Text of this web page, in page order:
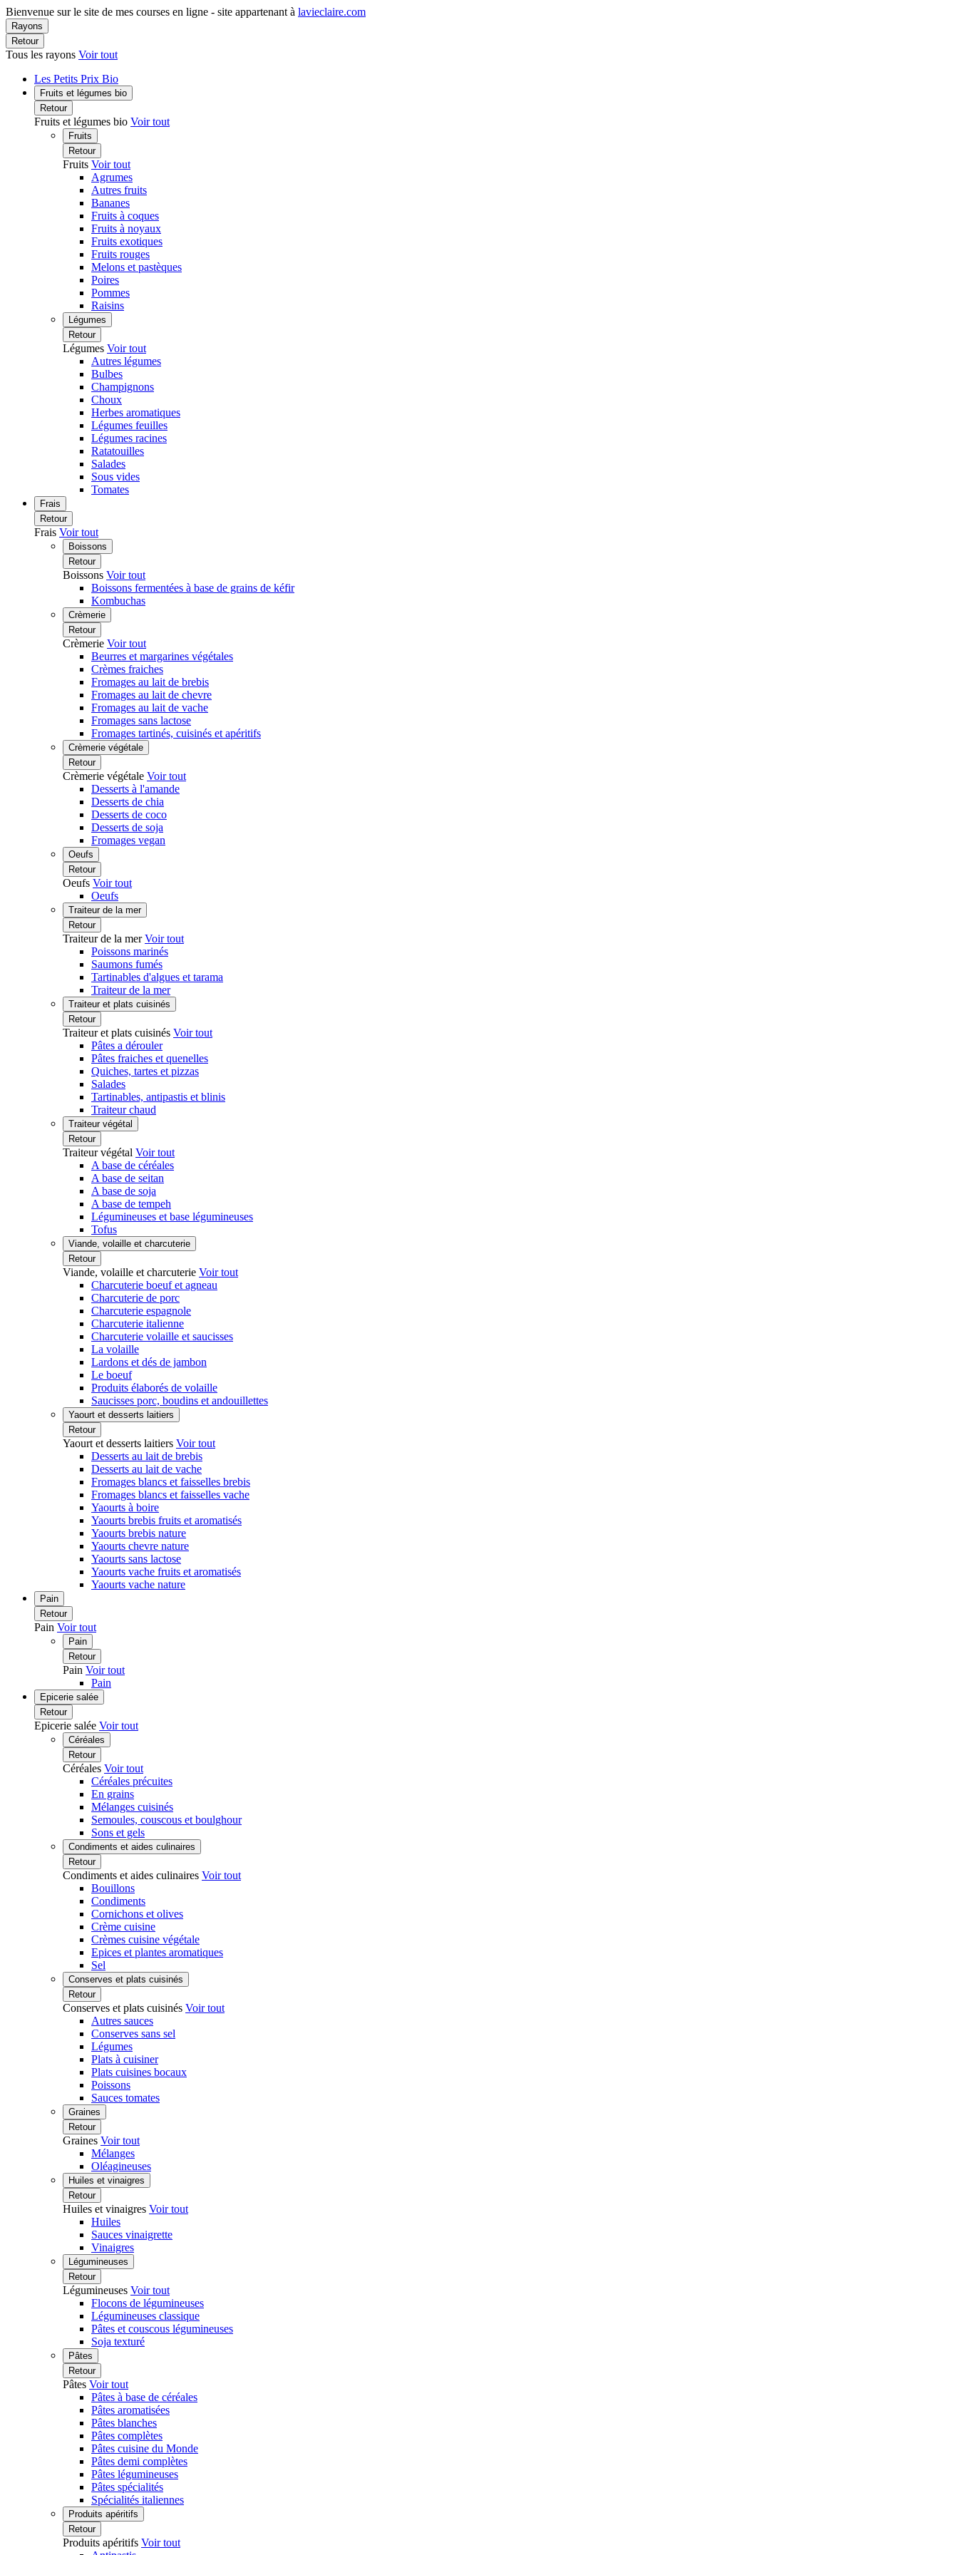
Bienvenue sur le site de mes courses en ligne - site appartenant à lavieclaire.com
Rayons
Retour
Tous les rayons Voir tout
Les Petits Prix Bio
Fruits et légumes bio
Retour
Fruits et légumes bio Voir tout
Fruits
Retour
Fruits Voir tout
Agrumes
Autres fruits
Bananes
Fruits à coques
Fruits à noyaux
Fruits exotiques
Fruits rouges
Melons et pastèques
Poires
Pommes
Raisins
Légumes
Retour
Légumes Voir tout
Autres légumes
Bulbes
Champignons
Choux
Herbes aromatiques
Légumes feuilles
Légumes racines
Ratatouilles
Salades
Sous vides
Tomates
Frais
Retour
Frais Voir tout
Boissons
Retour
Boissons Voir tout
Boissons fermentées à base de grains de kéfir
Kombuchas
Crèmerie
Retour
Crèmerie Voir tout
Beurres et margarines végétales
Crèmes fraiches
Fromages au lait de brebis
Fromages au lait de chevre
Fromages au lait de vache
Fromages sans lactose
Fromages tartinés, cuisinés et apéritifs
Crèmerie végétale
Retour
Crèmerie végétale Voir tout
Desserts à l'amande
Desserts de chia
Desserts de coco
Desserts de soja
Fromages vegan
Oeufs
Retour
Oeufs Voir tout
Oeufs
Traiteur de la mer
Retour
Traiteur de la merVoir tout
Poissons marinés
Saumons fumés
Tartinables d'algues et tarama
Traiteur de la mer
Traiteur et plats cuisinés
Retour
Traiteur et plats cuisinés Voir tout
Pâtes a dérouler
Pâtes fraiches et quenelles
Quiches, tartes et pizzas
Salades
Tartinables, antipastis et blinis
Traiteur chaud
Traiteur végétal
Retour
Traiteur végétal Voir tout
A base de céréales
A base de seitan
A base de soja
A base de tempeh
Légumineuses et base légumineuses
Tofus
Viande, volaille et charcuterie
Retour
Viande, volaille et charcuterie Voir tout
Charcuterie boeuf et agneau
Charcuterie de porc
Charcuterie espagnole
Charcuterie italienne
Charcuterie volaille et saucisses
La volaille
Lardons et dés de jambon
Le boeuf
Produits élaborés de volaille
Saucisses porc, boudins et andouillettes
Yaourt et desserts laitiers
Retour
Yaourt et desserts laitiers Voir tout
Desserts au lait de brebis
Desserts au lait de vache
Fromages blancs et faisselles brebis
Fromages blancs et faisselles vache
Yaourts à boire
Yaourts brebis fruits et aromatisés
Yaourts brebis nature
Yaourts chevre nature
Yaourts sans lactose
Yaourts vache fruits et aromatisés
Yaourts vache nature
Pain
Retour
Pain Voir tout
Pain
Retour
Pain Voir tout
Pain
Epicerie salée
Retour
Epicerie salée Voir tout
Céréales
Retour
Céréales Voir tout
Céréales précuites
En grains
Mélanges cuisinés
Semoules, couscous et boulghour
Sons et gels
Condiments et aides culinaires
Retour
Condiments et aides culinaires Voir tout
Bouillons
Condiments
Cornichons et olives
Crème cuisine
Crèmes cuisine végétale
Epices et plantes aromatiques
Sel
Conserves et plats cuisinés
Retour
Conserves et plats cuisinés Voir tout
Autres sauces
Conserves sans sel
Légumes
Plats à cuisiner
Plats cuisines bocaux
Poissons
Sauces tomates
Graines
Retour
Graines Voir tout
Mélanges
Oléagineuses
Huiles et vinaigres
Retour
Huiles et vinaigres Voir tout
Huiles
Sauces vinaigrette
Vinaigres
Légumineuses
Retour
Légumineuses Voir tout
Flocons de légumineuses
Légumineuses classique
Pâtes et couscous légumineuses
Soja texturé
Pâtes
Retour
Pâtes Voir tout
Pâtes à base de céréales
Pâtes aromatisées
Pâtes blanches
Pâtes complètes
Pâtes cuisine du Monde
Pâtes demi complètes
Pâtes légumineuses
Pâtes spécialités
Spécialités italiennes
Produits apéritifs
Retour
Produits apéritifs Voir tout